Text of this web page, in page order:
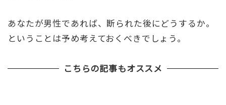
あなたが男性であれば、断られた後にどうするか。
ということは予め考えておくべきでしょう。
こちらの記事もオススメ